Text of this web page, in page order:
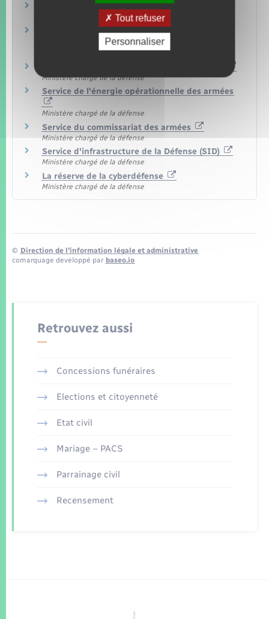
Découvrir l'Armée de l'Air
Ministère chargé de la défense
Devenir réserviste dans la Gendarmerie
Ministère chargé de l'intérieur
Ministère chargé de la défense
Service de l'énergie opérationnelle des armées
Ministère chargé de la défense
Service du commissariat des armées
Ministère chargé de la défense
Service d'infrastructure de la Défense (SID)
Ministère chargé de la défense
La réserve de la cyberdéfense
Ministère chargé de la défense
© Direction de l’information légale et administrative
comarquage developpé par baseo.io
Retrouvez aussi
Concessions funéraires
Elections et citoyenneté
Etat civil
Mariage – PACS
Parrainage civil
Recensement
Tout refuser
Personnaliser